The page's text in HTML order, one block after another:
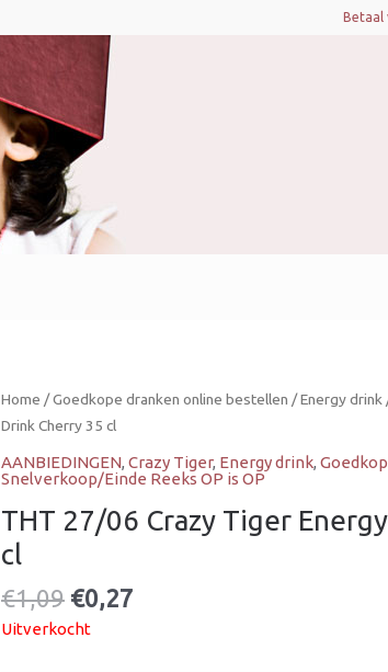
Betaal
Home /Goedkope dranken online bestellen /Energy drink
Drink Cherry 35 cl
AANBIEDINGEN, Crazy Tiger, Energy drink,
Snelverkoop/Einde Reeks OP is OP
THT 27/06 Crazy Tiger
cl
€1,09
Oorspronkelijke
prijs
was:
€1,09.
€0,27
Huidige
is:
€0,27.
Uitverkocht